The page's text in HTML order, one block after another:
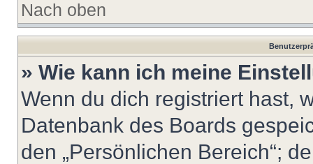
Nach oben
» Wie kann ich meine
Wenn du dich registriert hast,
Datenbank des Boards
den „Persönlichen Bereich“;